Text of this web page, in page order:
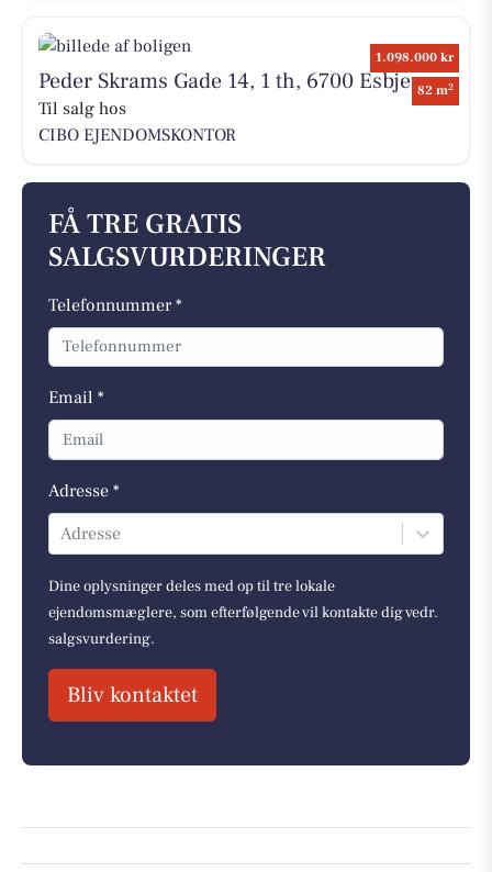
1.098.000 kr
82 m2
Peder Skrams Gade 14, 1 th, 6700 Esbjerg
Til salg hos
CIBO EJENDOMSKONTOR
FÅ TRE GRATIS
SALGSVURDERINGER
Telefonnummer *
Email *
Adresse *
Adresse
Dine oplysninger deles med op til tre lokale
ejendomsmæglere, som efterfølgende vil kontakte dig vedr.
salgsvurdering.
Bliv kontaktet